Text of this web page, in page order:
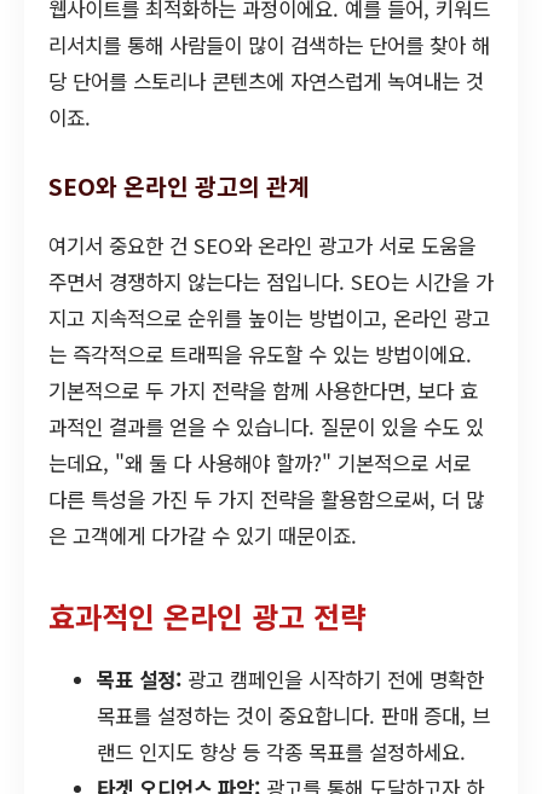
웹사이트를 최적화하는 과정이에요. 예를 들어, 키워드
리서치를 통해 사람들이 많이 검색하는 단어를 찾아 해
당 단어를 스토리나 콘텐츠에 자연스럽게 녹여내는 것
이죠.
SEO와 온라인 광고의 관계
여기서 중요한 건 SEO와 온라인 광고가 서로 도움을
주면서 경쟁하지 않는다는 점입니다. SEO는 시간을 가
지고 지속적으로 순위를 높이는 방법이고, 온라인 광고
는 즉각적으로 트래픽을 유도할 수 있는 방법이에요.
기본적으로 두 가지 전략을 함께 사용한다면, 보다 효
과적인 결과를 얻을 수 있습니다. 질문이 있을 수도 있
는데요, "왜 둘 다 사용해야 할까?" 기본적으로 서로
다른 특성을 가진 두 가지 전략을 활용함으로써, 더 많
은 고객에게 다가갈 수 있기 때문이죠.
효과적인 온라인 광고 전략
목표 설정: 광고 캠페인을 시작하기 전에 명확한
목표를 설정하는 것이 중요합니다. 판매 증대, 브
랜드 인지도 향상 등 각종 목표를 설정하세요.